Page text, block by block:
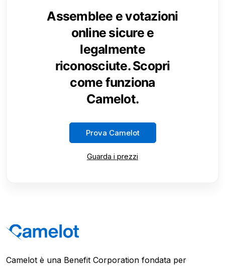
Assemblee e votazioni
online sicure e
legalmente
riconosciute. Scopri
come funziona
Camelot.
Prova Camelot
Guarda i prezzi
Camelot è una Benefit Corporation fondata per